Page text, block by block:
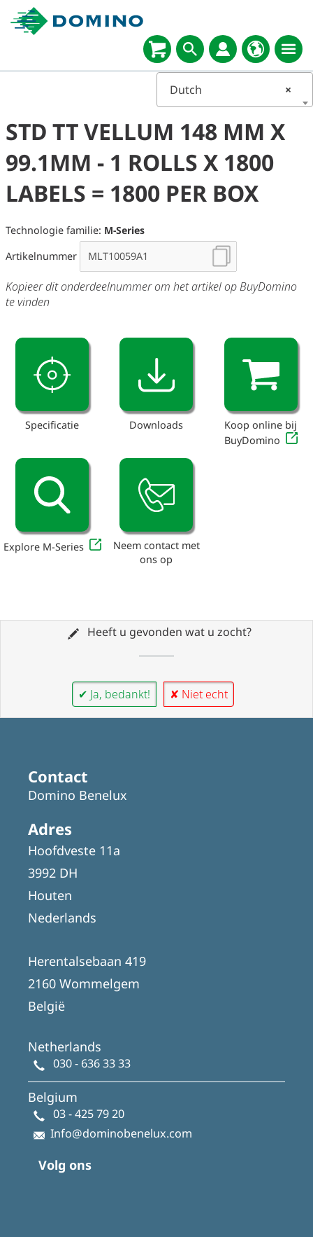
×
Dutch
STD TT VELLUM 148 MM X
99.1MM - 1 ROLLS X 1800
LABELS = 1800 PER BOX
Technologie familie: M-Series
Artikelnummer
Kopieer dit onderdeelnummer om het artikel op BuyDomino
te vinden
Specificatie Downloads
Koop online bij
BuyDomino
Explore M-Series
Neem contact met
ons op
Heeft u gevonden wat u zocht?
✔ Ja, bedankt! ✘ Niet echt
Contact
Domino Benelux
Adres
Hoofdveste 11a
3992 DH
Houten
Nederlands
Herentalsebaan 419
2160 Wommelgem
België
Netherlands
030 - 636 33 33
Belgium
03 - 425 79 20
Info@dominobenelux.com
Volg ons